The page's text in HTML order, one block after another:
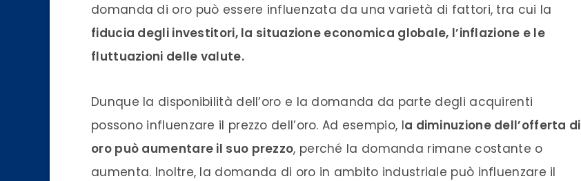
domanda di oro può essere influenzata da una varietà di fattori, tra cui la
fiducia degli investitori, la situazione economica globale, l’inflazione e le
fluttuazioni delle valute.
Dunque la disponibilità dell’oro e la domanda da parte degli acquirenti
possono influenzare il prezzo dell’oro. Ad esempio, la diminuzione dell’offerta di
oro può aumentare il suo prezzo, perché la domanda rimane costante o
aumenta. Inoltre, la domanda di oro in ambito industriale può influenzare il